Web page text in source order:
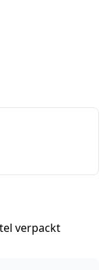
verpackt